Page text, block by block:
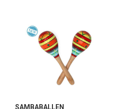
SAMBABALLEN